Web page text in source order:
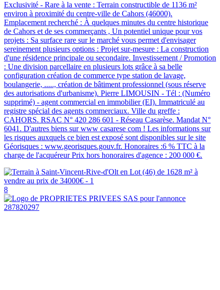
Exclusivité - Rare à la vente : Terrain constructible de 1136 m²
environ à proximité du centre-ville de Cahors (46000).
Emplacement recherché : À quelques minutes du centre historique
de Cahors et de ses commerçants , Un potentiel unique pour vos
projets : Sa surface rare sur le marché vous permet d'envisager
sereinement plusieurs options : Projet sur-mesure : La construction
d'une résidence principale ou secondaire. Investissement / Promotion
: Une division parcellaire en plusieurs lots grâce à sa belle
configuration création de commerce type station de lavage,
boulangerie, ....., création de bâtiment professionnel (sous réserve
des autorisations d'urbanisme). Pierre LIMOUSIN - Tél : (Numéro
supprimé) - agent commercial en immobilier (EI). Immatriculé au
registre spécial des agents commerciaux. Ville du greffe :
CAHORS. RSAC N° 420 286 601 - Réseau Casarèse. Mandat N°
6041. D'autres biens sur www casarese com ! Les informations sur
les risques auxquels ce bien est exposé sont disponibles sur le site
Géorisques : www.georisques.gouv.fr. Honoraires :6 % TTC à la
charge de l'acquéreur Prix hors honoraires d'agence : 200 000 €.
8